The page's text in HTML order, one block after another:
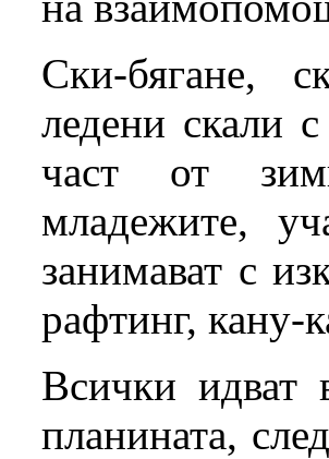
Ски-бягане,
ледени скали
част от
младежите,
занимават с
рафтинг, кану-
Всички идват
планината,